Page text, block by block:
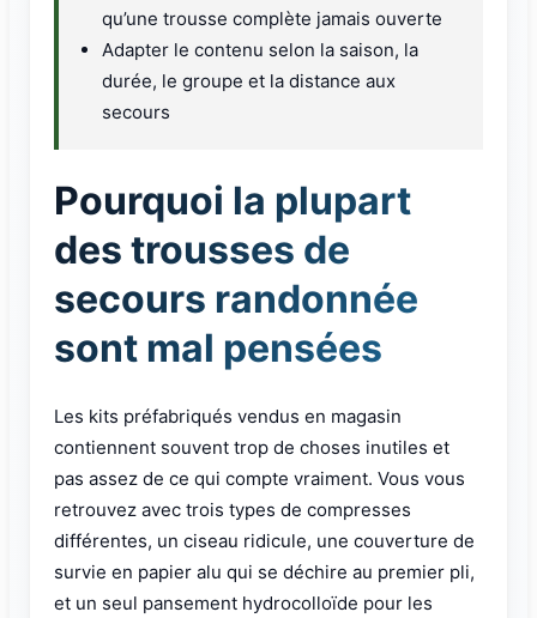
qu’une trousse complète jamais ouverte
Adapter le contenu selon la saison, la
durée, le groupe et la distance aux
secours
Pourquoi la plupart
des trousses de
secours randonnée
sont mal pensées
Les kits préfabriqués vendus en magasin
contiennent souvent trop de choses inutiles et
pas assez de ce qui compte vraiment. Vous vous
retrouvez avec trois types de compresses
différentes, un ciseau ridicule, une couverture de
survie en papier alu qui se déchire au premier pli,
et un seul pansement hydrocolloïde pour les